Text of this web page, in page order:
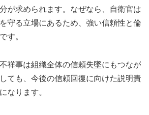
が求められます。なぜなら、自衛官は
守る立場にあるため、強い信頼性と倫
す。
祥事は組織全体の信頼失墜にもつなが
ても、今後の信頼回復に向けた説明責
なります。